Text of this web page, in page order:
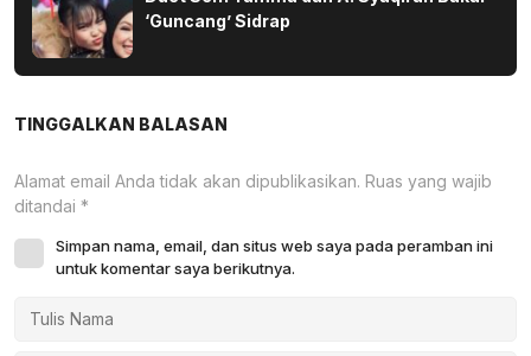
‘Guncang’ Sidrap
TINGGALKAN BALASAN
Alamat email Anda tidak akan dipublikasikan. Ruas yang wajib
ditandai *
Simpan nama, email, dan situs web saya pada peramban ini
untuk komentar saya berikutnya.